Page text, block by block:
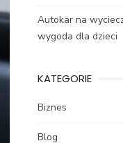
Autokar na
wygoda dla dzieci
KATEGORIE
Biznes
Blog